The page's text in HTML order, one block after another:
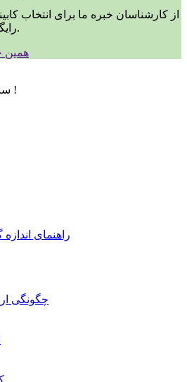
از کارشناسان خبره ما برای انتخاب
رایگان دریافت کن.
همین
سبد خرید شما خالی می باشد !
راهنمای
چگونگی